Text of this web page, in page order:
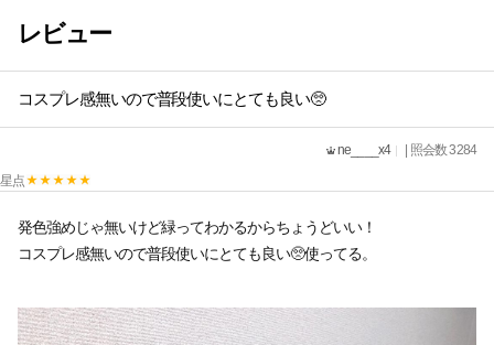
レビュー
コスプレ感無いので普段使いにとても良い🥺
ne____x4
| 照会数 3284
星点
発色強めじゃ無いけど緑ってわかるからちょうどいい！
コスプレ感無いので普段使いにとても良い🥺使ってる。